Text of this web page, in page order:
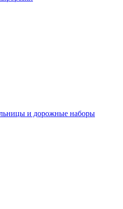
и дорожные наборы